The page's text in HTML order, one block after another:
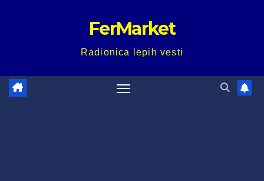
FerMarket
Radionica lepih vesti